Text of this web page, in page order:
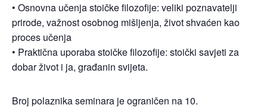
• Osnovna učenja stoičke filozofije: veliki poznavatelji
prirode, važnost osobnog mišljenja, život shvaćen kao
proces učenja​
• Praktična uporaba stoičke filozofije: stoički savjeti za
dobar život i ja, građanin svijeta.
Broj polaznika seminara je ograničen na 10.